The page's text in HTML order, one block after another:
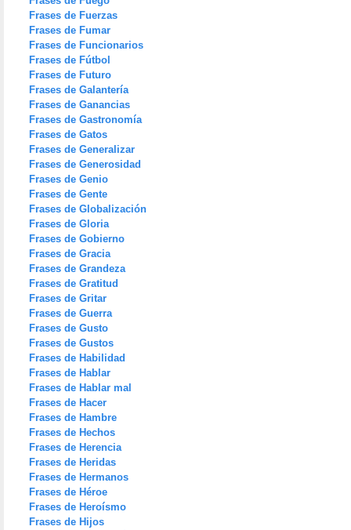
Frases de Fuerzas
Frases de Fumar
Frases de Funcionarios
Frases de Fútbol
Frases de Futuro
Frases de Galantería
Frases de Ganancias
Frases de Gastronomía
Frases de Gatos
Frases de Generalizar
Frases de Generosidad
Frases de Genio
Frases de Gente
Frases de Globalización
Frases de Gloria
Frases de Gobierno
Frases de Gracia
Frases de Grandeza
Frases de Gratitud
Frases de Gritar
Frases de Guerra
Frases de Gusto
Frases de Gustos
Frases de Habilidad
Frases de Hablar
Frases de Hablar mal
Frases de Hacer
Frases de Hambre
Frases de Hechos
Frases de Herencia
Frases de Heridas
Frases de Hermanos
Frases de Héroe
Frases de Heroísmo
Frases de Hijos